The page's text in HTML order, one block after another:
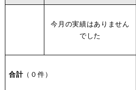
今月の実績はありません
でした
合計（０件）